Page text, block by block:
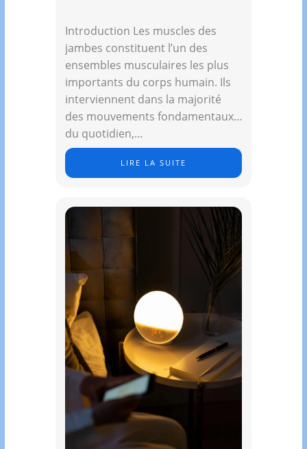
Introduction Les muscles des
jambes constituent l’un des
ensembles musculaires les plus
importants du corps humain. Ils
interviennent dans la majorité
des mouvements fondamentaux
du quotidien,…
LIRE LA SUITE